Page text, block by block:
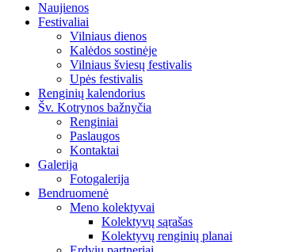
Naujienos
Festivaliai
Vilniaus dienos
Kalėdos sostinėje
Vilniaus šviesų festivalis
Upės festivalis
Renginių kalendorius
Šv. Kotrynos bažnyčia
Renginiai
Paslaugos
Kontaktai
Galerija
Fotogalerija
Bendruomenė
Meno kolektyvai
Kolektyvų sąrašas
Kolektyvų renginių planai